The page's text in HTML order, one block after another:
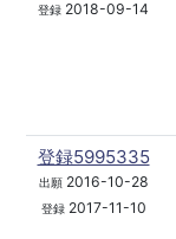
登録 2018-09-14
登録5995335
出願2016-10-28
登録2017-11-10